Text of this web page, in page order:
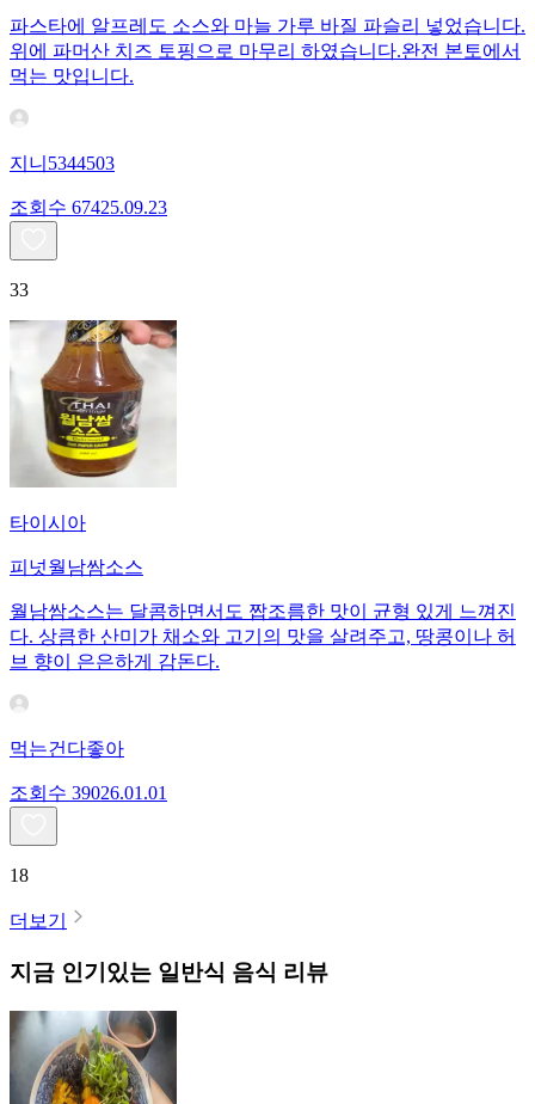
파스타에 알프레도 소스와 마늘 가루 바질 파슬리 넣었습니다.
위에 파머산 치즈 토핑으로 마무리 하였습니다.완전 본토에서
먹는 맛입니다.
지니5344503
조회수 67425.09.23
33
타이시아
피넛월남쌈소스
월남쌈소스는 달콤하면서도 짭조름한 맛이 균형 있게 느껴진
다. 상큼한 산미가 채소와 고기의 맛을 살려주고, 땅콩이나 허
브 향이 은은하게 감돈다.
먹는건다좋아
조회수 39026.01.01
18
더보기
지금 인기있는 일반식 음식 리뷰